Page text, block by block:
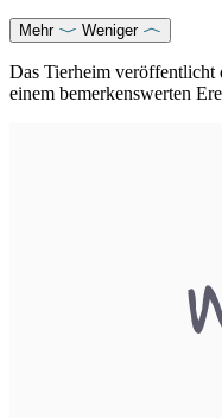
Mehr Weniger
Das Tierheim veröffentlicht
einem bemerkenswerten